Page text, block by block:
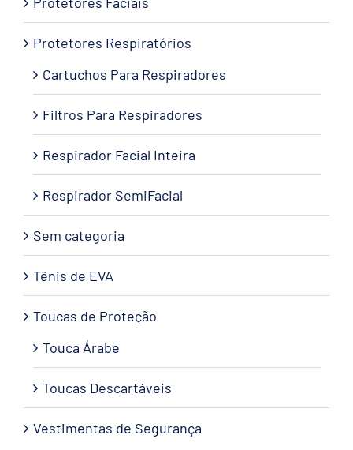
Protetores Respiratórios
Cartuchos Para Respiradores
Filtros Para Respiradores
Respirador Facial Inteira
Respirador SemiFacial
Sem categoria
Tênis de EVA
Toucas de Proteção
Touca Árabe
Toucas Descartáveis
Vestimentas de Segurança